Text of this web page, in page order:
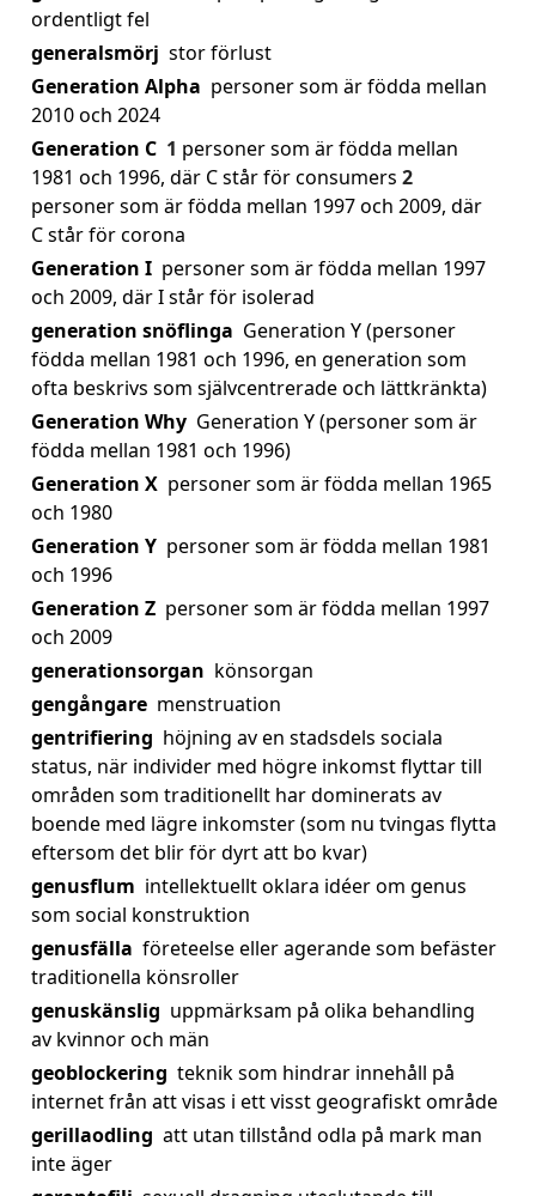
ordentligt fel
generalsmörj stor förlust
Generation Alpha personer som är födda mellan
2010 och 2024
Generation C 1 personer som är födda mellan
1981 och 1996, där C står för consumers 2
personer som är födda mellan 1997 och 2009, där
C står för corona
Generation I personer som är födda mellan 1997
och 2009, där I står för isolerad
generation snöflinga Generation Y (personer
födda mellan 1981 och 1996, en generation som
ofta beskrivs som självcentrerade och lättkränkta)
Generation Why Generation Y (personer som är
födda mellan 1981 och 1996)
Generation X personer som är födda mellan 1965
och 1980
Generation Y personer som är födda mellan 1981
och 1996
Generation Z personer som är födda mellan 1997
och 2009
generationsorgan könsorgan
gengångare menstruation
gentrifiering höjning av en stadsdels sociala
status, när individer med högre inkomst flyttar till
områden som traditionellt har dominerats av
boende med lägre inkomster (som nu tvingas flytta
eftersom det blir för dyrt att bo kvar)
genusflum intellektuellt oklara idéer om genus
som social konstruktion
genusfälla företeelse eller agerande som befäster
traditionella könsroller
genuskänslig uppmärksam på olika behandling
av kvinnor och män
geoblockering teknik som hindrar innehåll på
internet från att visas i ett visst geografiskt område
gerillaodling att utan tillstånd odla på mark man
inte äger